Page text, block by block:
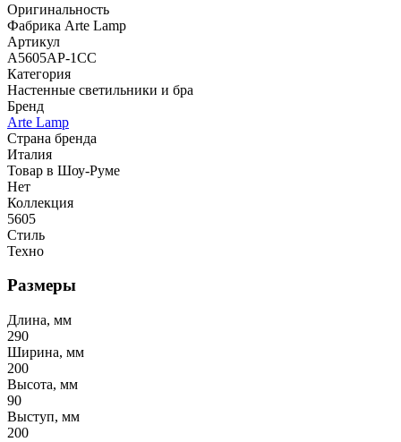
Оригинальность
Фабрика Arte Lamp
Артикул
A5605AP-1CC
Категория
Настенные светильники и бра
Бренд
Arte Lamp
Страна бренда
Италия
Товар в Шоу-Руме
Нет
Коллекция
5605
Стиль
Техно
Размеры
Длина, мм
290
Ширина, мм
200
Высота, мм
90
Выступ, мм
200